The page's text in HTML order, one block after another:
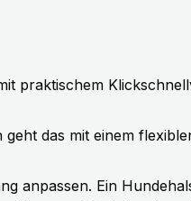
praktischem
das mit einem
anpassen. Ein